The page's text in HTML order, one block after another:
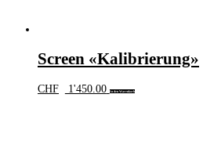
Screen «Kalibrierung»
CHF 1'450.00 In den Warenkorb